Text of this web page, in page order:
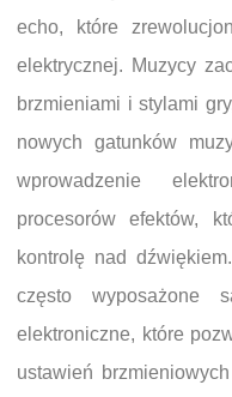
echo, które
elektrycznej. Muzycy
brzmieniami i stylami
nowych gatunków
wprowadzenie
procesorów efektów,
kontrolę nad
często wyposażone
elektroniczne, które
ustawień